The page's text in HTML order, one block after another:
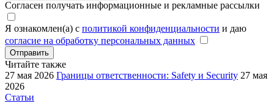
Согласен получать информационные и рекламные рассылки
Я ознакомлен(а) с политикой конфиденциальности и даю
согласие на обработку персональных данных
Отправить
Читайте также
27 мая 2026 Границы ответственности: Safety и Security 27 мая
2026
Статьи